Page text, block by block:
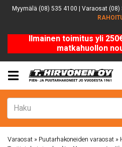
Myymälä (08) 535 4100 | Varaosat
Ilmainen toimitus yli
matkahuollon
Varaosat » Puutarhakoneiden varaosat »